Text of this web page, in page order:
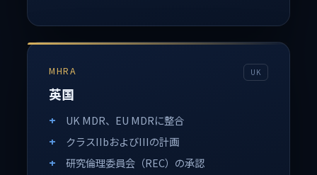
UK
MHRA
英国
UK MDR、EU MDRに整合
クラスIIbおよびIIIの計画
研究倫理委員会（REC）の承認